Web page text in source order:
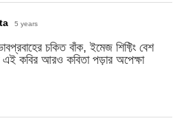
5 years
চকিত বাঁক, ইমেজ শিফ্টিং বেশ
কবির আরও কবিতা পড়ার অপেক্ষা